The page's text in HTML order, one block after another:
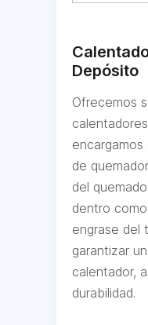
Depósito
Ofrecemos
de
del
dentro
engrase del
garantizar
calentador,
durabilidad.